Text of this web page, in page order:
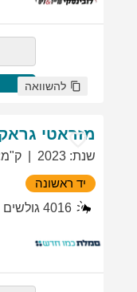
להשוואה
מזראטי
שנת:
2023 ק"מ
יד ראשונה
4016 גולשים